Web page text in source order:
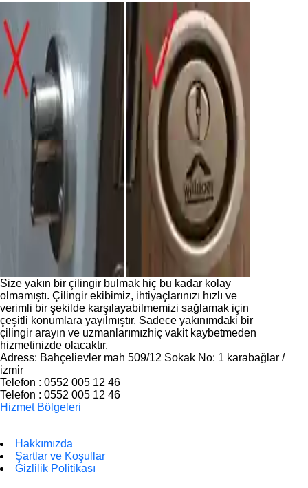
Size yakın bir çilingir bulmak hiç bu kadar kolay
olmamıştı. Çilingir ekibimiz, ihtiyaçlarınızı hızlı ve
verimli bir şekilde karşılayabilmemizi sağlamak için
çeşitli konumlara yayılmıştır. Sadece yakınımdaki bir
çilingir arayın ve uzmanlarımızhiç vakit kaybetmeden
hizmetinizde olacaktır.
Adress: Bahçelievler mah 509/12 Sokak No: 1 karabağlar /
izmir
Telefon : 0552 005 12 46
Telefon : 0552 005 12 46
Hizmet Bölgeleri
Hakkımızda
Şartlar ve Koşullar
Gizlilik Politikası